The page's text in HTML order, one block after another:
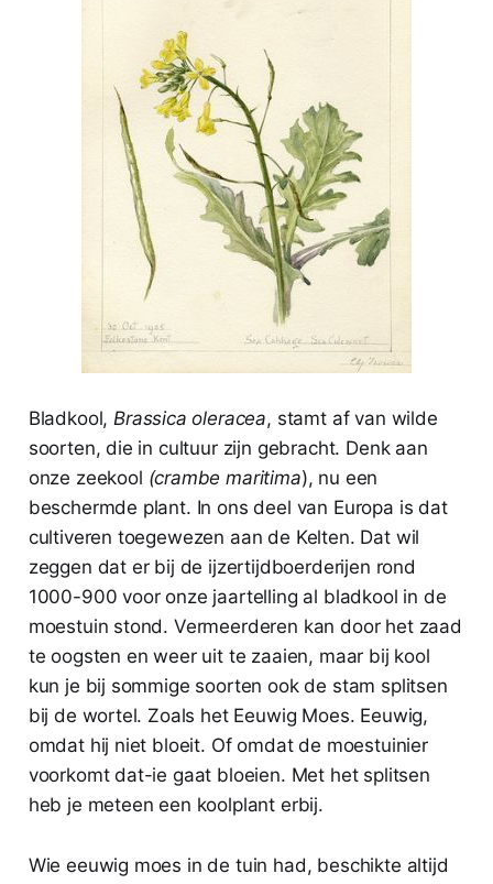
Bladkool, Brassica oleracea, stamt af van wilde
soorten, die in cultuur zijn gebracht. Denk aan
onze zeekool (crambe maritima), nu een
beschermde plant. In ons deel van Europa is dat
cultiveren toegewezen aan de Kelten. Dat wil
zeggen dat er bij de ijzertijdboerderijen rond
1000-900 voor onze jaartelling al bladkool in de
moestuin stond. Vermeerderen kan door het zaad
te oogsten en weer uit te zaaien, maar bij kool
kun je bij sommige soorten ook de stam splitsen
bij de wortel. Zoals het Eeuwig Moes. Eeuwig,
omdat hij niet bloeit. Of omdat de moestuinier
voorkomt dat-ie gaat bloeien. Met het splitsen
heb je meteen een koolplant erbij.
Wie eeuwig moes in de tuin had, beschikte altijd